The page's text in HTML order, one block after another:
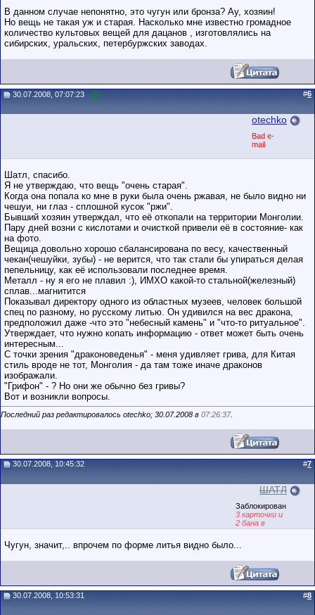
В данном случае непонятно, это чугун или бронза? Ау, хозяин!
Но вещь не такая уж и старая. Насколько мне известно громадное
количество культовых вещей для дацанов , изготовлялись на
сибирских, уральских, петербуржских заводах.
30.07.2008, 07:07:23 #6
otechko
Bad e-
mail
Шатл, спасибо.
Я не утверждаю, что вещь "очень старая".
Когда она попала ко мне в руки была очень ржавая, не было видно ни
чешуи, ни глаз - сплошной кусок "ржи".
Бывший хозяин утверждал, что её откопали на территории Монголии.
Пару дней возни с кислотами и очисткой привели её в состояние- как
на фото.
Вещица довольно хорошо сбалансирована по весу, качественный
чекан(чешуйки, зубы) - не верится, что так стали бы упираться делая
пепельницу, как её использовали последнее время.
Металл - ну я его не плавил :), ИМХО какой-то стальной(железный)
сплав...магнитится
Показывал директору одного из областных музеев, человек большой
спец по разному, но русскому литью. Он удивился на вес дракона,
предположил даже -что это "небесный камень" и "что-то ритуальное".
Утверждает, что нужно копать информацию - ответ может быть очень
интересным...
С точки зрения "драконоведенья" - меня удивляет грива, для Китая
стиль вроде не тот, Монголия - да там тоже иначе драконов
изображали.
"Грифон" - ? Но они же обычно без гривы?
Вот и возникли вопросы.
Последний раз редактировалось otechko; 30.07.2008 в 07:26:37.
30.07.2008, 10:45:32 #7
ШАТЛ
Заблокирован
3 карточки и
2 бана в
послужном
Чугун, значит,.. впрочем по форме литья видно было...
30.07.2008, 10:53:31 #8